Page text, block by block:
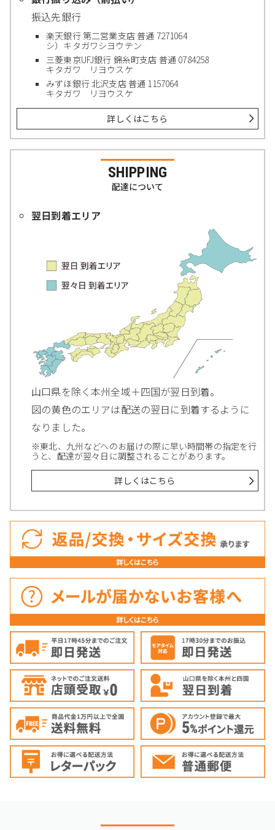
振込先銀行
楽天銀行 第二営業支店 普通 7271064
シ）キタガワシヨウテン
三菱東京UFJ銀行 錦糸町支店 普通 0784258
キタガワ リヨウスケ
みずほ銀行 北沢支店 普通 1157064
キタガワ リヨウスケ
詳しくはこちら
SHIPPING
配達について
翌日到着エリア
山口県を除く本州全域＋四国が翌日到着。
図の黄色のエリアは配送の翌日に到着するように
なりました。
※東北、九州などへのお届けの際に早い時間帯の指定を行
うと、配達が翌々日に調整されることがあります。
詳しくはこちら